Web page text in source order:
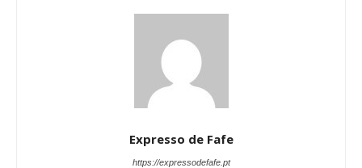
Expresso de Fafe
https://expressodefafe.pt